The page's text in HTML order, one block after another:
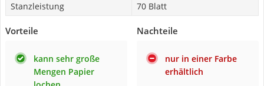
Stanzleistung
70 Blatt
Vorteile
kann sehr große
Mengen Papier
Nachteile
nur in einer Farbe
erhältlich